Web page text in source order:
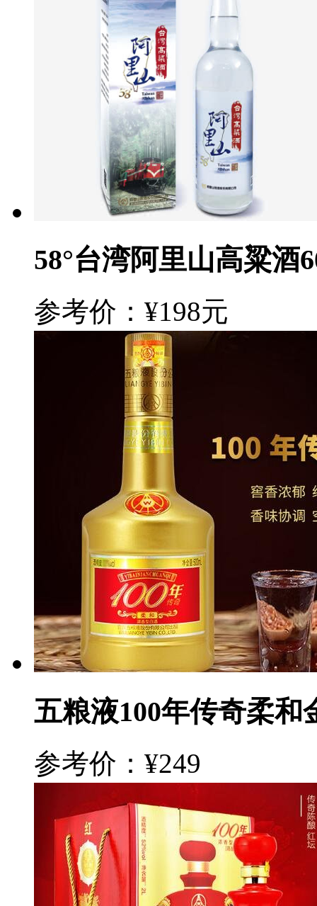
58°台湾阿里山高粱酒
参考价：¥198元
五粮液100年传奇柔和
参考价：¥249